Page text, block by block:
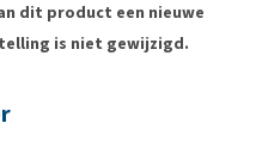
dit product een nieuwe
is niet gewijzigd.